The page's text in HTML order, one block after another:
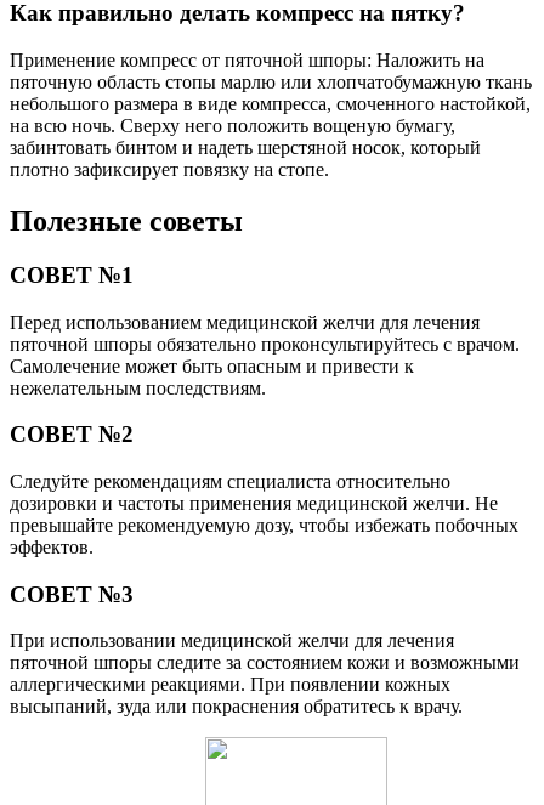
Как правильно делать компресс на пятку?
Применение компресс от пяточной шпоры: Наложить на
пяточную область стопы марлю или хлопчатобумажную ткань
небольшого размера в виде компресса, смоченного настойкой,
на всю ночь. Сверху него положить вощеную бумагу,
забинтовать бинтом и надеть шерстяной носок, который
плотно зафиксирует повязку на стопе.
Полезные советы
СОВЕТ №1
Перед использованием медицинской желчи для лечения
пяточной шпоры обязательно проконсультируйтесь с врачом.
Самолечение может быть опасным и привести к
нежелательным последствиям.
СОВЕТ №2
Следуйте рекомендациям специалиста относительно
дозировки и частоты применения медицинской желчи. Не
превышайте рекомендуемую дозу, чтобы избежать побочных
эффектов.
СОВЕТ №3
При использовании медицинской желчи для лечения
пяточной шпоры следите за состоянием кожи и возможными
аллергическими реакциями. При появлении кожных
высыпаний, зуда или покраснения обратитесь к врачу.